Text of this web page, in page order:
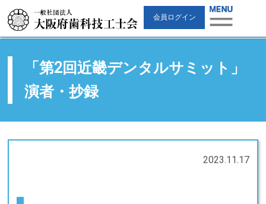
会員ログイン
「第2回近畿デンタルサミット」
演者・抄録
2023.11.17